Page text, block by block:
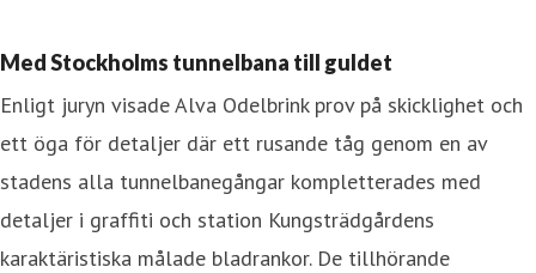
Med Stockholms tunnelbana till guldet
Enligt juryn visade Alva Odelbrink prov på skicklighet och
ett öga för detaljer där ett rusande tåg genom en av
stadens alla tunnelbanegångar kompletterades med
detaljer i graffiti och station Kungsträdgårdens
karaktäristiska målade bladrankor. De tillhörande